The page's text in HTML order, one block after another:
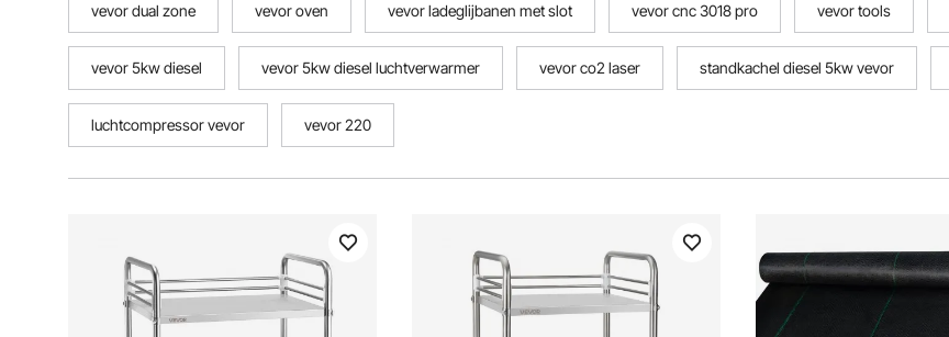
vevor dual zone vevor oven vevor ladeglijbanen met slot vevor cnc 3018 pro vevor tools
vevor 5kw diesel vevor 5kw diesel luchtverwarmer vevor co2 laser standkachel diesel 5kw vevor
luchtcompressor vevor vevor 220